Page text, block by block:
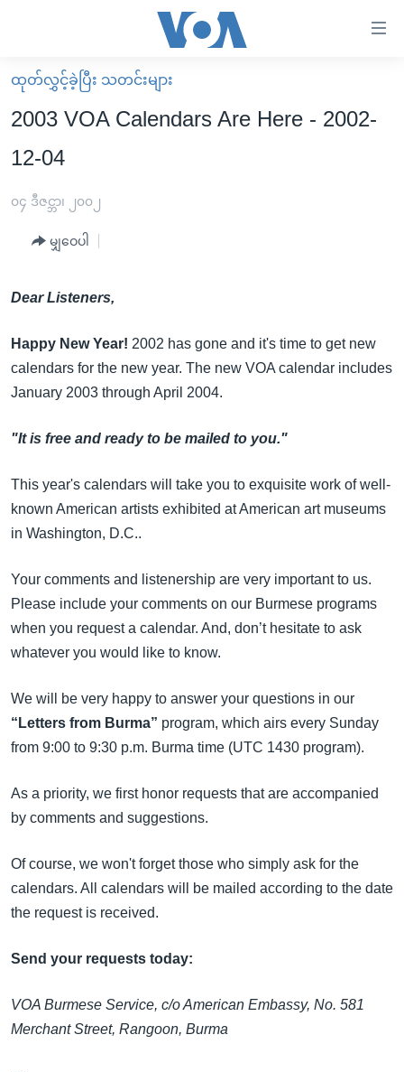
လွယ်ကူ
စေ
သည့်
များ
ကြည့်
ပင်မ
ညွန်း
သို့
ကျော်
ကြည့်
ရှာဖွေ
ရန်
နေရာ
သို့
ရန်
မူလစာမျက်နှာ
မြန်မာ
ကမ္ဘာ့သတင်းများ
နိုင်ငံတကာ
အစ္စရေး-ပါလက်စတိုင်း
ဗွီဒီယို
ရပ်ဝန်းတခု လမ်းတခု အလွန်
အင်္ဂလိပ်စာလေ့လာမယ်
မကြေးမုံရဲ့ အင်္ဂလိပ်စာ
ရုပ်ရှင်ထဲက အင်္ဂလိပ်စာ
ရေဒီယို
တီဗွီ
ရေဒီယိုနှင့်ရုပ်သံ အချက်အလက်များ
ရေဒီယို/တီဗွီအစီအစဉ်
Learning English
ဗွီအိုအေ လူမှုကွန်ယက်များ
ဘာသာစကားများ
ထုတ်လွှင့်ခဲ့ပြီး သတင်းများ
2003 VOA Calendars Are Here - 2002-
12-04
၀၄ ဒီဇင္ဘာ၊ ၂၀၀၂
မျှဝေပါ
Dear Listeners,
Happy New Year! 2002 has gone and it's time to get new
calendars for the new year. The new VOA calendar includes
January 2003 through April 2004.
"It is free and ready to be mailed to you."
This year's calendars will take you to exquisite work of well-
known American artists exhibited at American art museums
in Washington, D.C..
Your comments and listenership are very important to us.
Please include your comments on our Burmese programs
when you request a calendar. And, don’t hesitate to ask
whatever you would like to know.
We will be very happy to answer your questions in our
“Letters from Burma” program, which airs every Sunday
from 9:00 to 9:30 p.m. Burma time (UTC 1430 program).
As a priority, we first honor requests that are accompanied
by comments and suggestions.
Of course, we won't forget those who simply ask for the
calendars. All calendars will be mailed according to the date
the request is received.
Send your requests today:
VOA Burmese Service, c/o American Embassy, No. 581
Merchant Street, Rangoon, Burma